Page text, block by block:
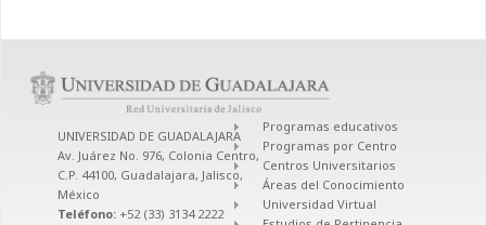
UNIVERSIDAD DE GUADALAJARA
Av. Juárez No. 976, Colonia Centro,
C.P. 44100, Guadalajara, Jalisco,
México
Teléfono: +52 (33) 3134 2222
Programas educativos
Programas por Centro
Centros Universitarios
Áreas del Conocimiento
Universidad Virtual